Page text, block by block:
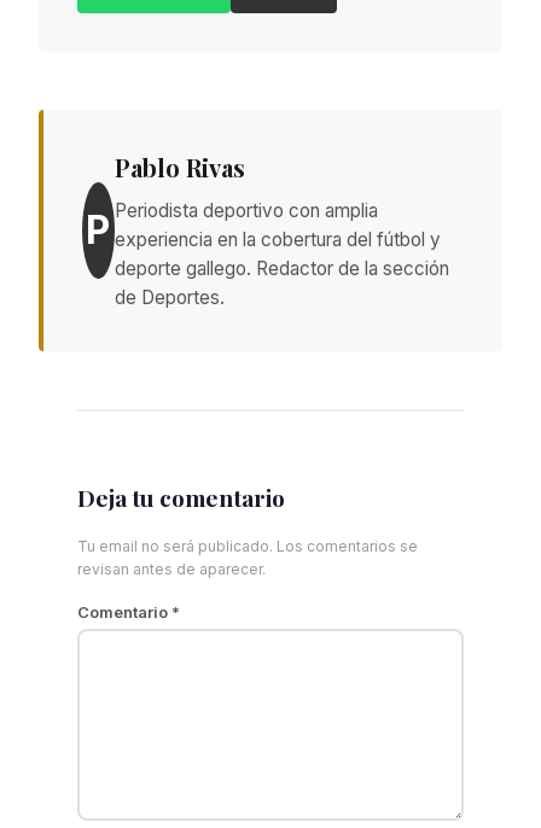
P
Pablo Rivas
Periodista deportivo con amplia
experiencia en la cobertura del fútbol y
deporte gallego. Redactor de la sección
de Deportes.
Deja tu comentario
Tu email no será publicado. Los comentarios se
revisan antes de aparecer.
Comentario *